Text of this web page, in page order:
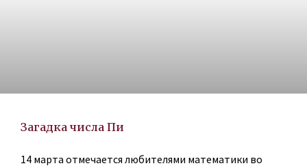
Загадка числа Пи
14 марта отмечается любителями математики во